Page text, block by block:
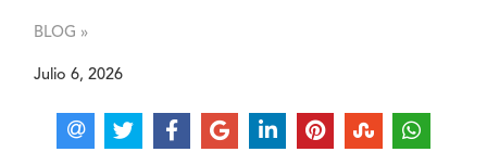
BLOG »
Julio 6, 2026